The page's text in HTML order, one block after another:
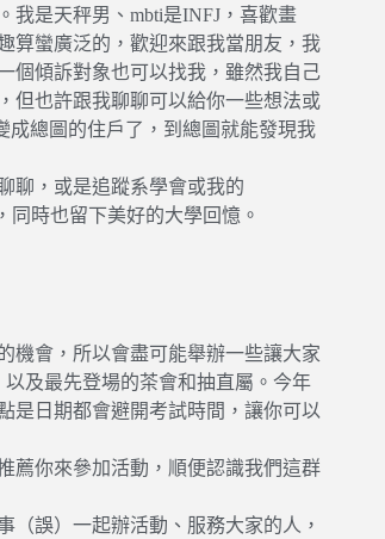
我是天秤男、mbti是INFJ，喜歡畫
算蠻廣泛的，歡迎來跟我當朋友，我
個傾訴對象也可以找我，雖然我自己
但也許跟我聊聊可以給你一些想法或
成總圖的住戶了，到總圖就能發現我
聊，或是追蹤系學會或我的
同時也留下美好的大學回憶。
機會，所以會盡可能舉辦一些讓大家
及最先登場的茶會和抽直屬。今年
是日期都會避開考試時間，讓你可以
薦你來參加活動，順便認識我們這群
（誤）一起辦活動、服務大家的人，